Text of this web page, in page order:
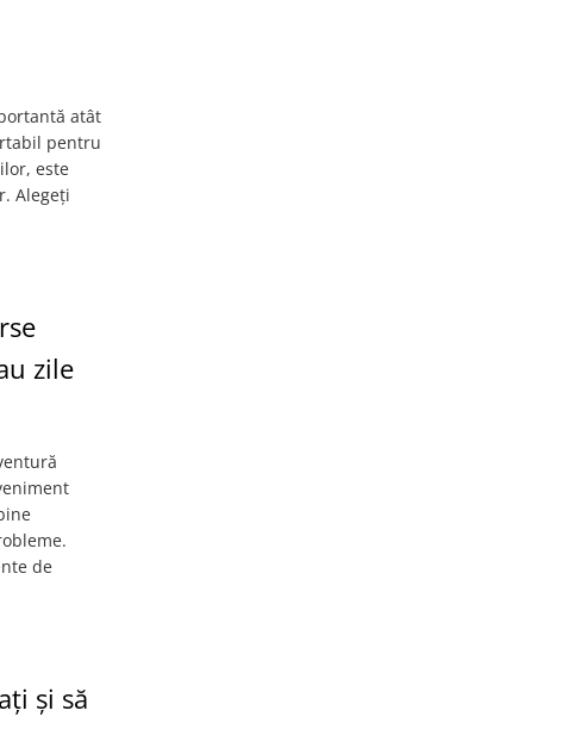
atât
pentru
este
Alegeți
zile
de
și să